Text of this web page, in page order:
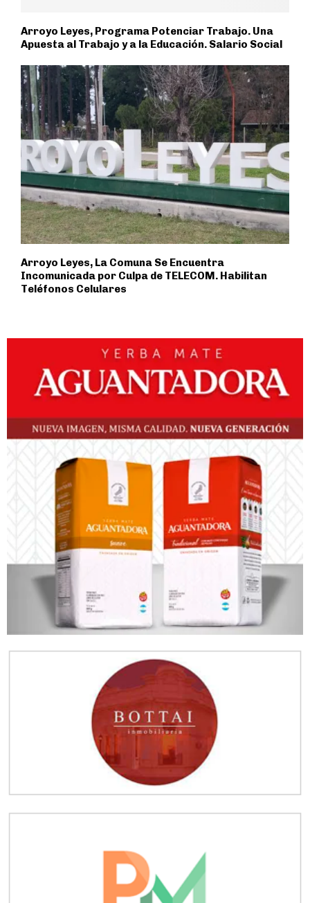
Arroyo Leyes, Programa Potenciar Trabajo. Una
Apuesta al Trabajo y a la Educación. Salario Social
Arroyo Leyes, La Comuna Se Encuentra
Incomunicada por Culpa de TELECOM. Habilitan
Teléfonos Celulares